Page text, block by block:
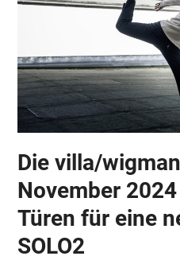
Die villa/
November
Türen für eine
SOLO2